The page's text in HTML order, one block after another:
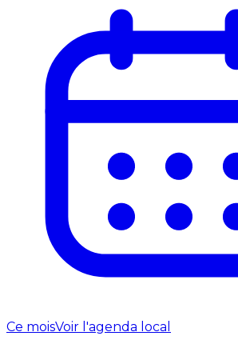
Ce moisVoir l'agenda local